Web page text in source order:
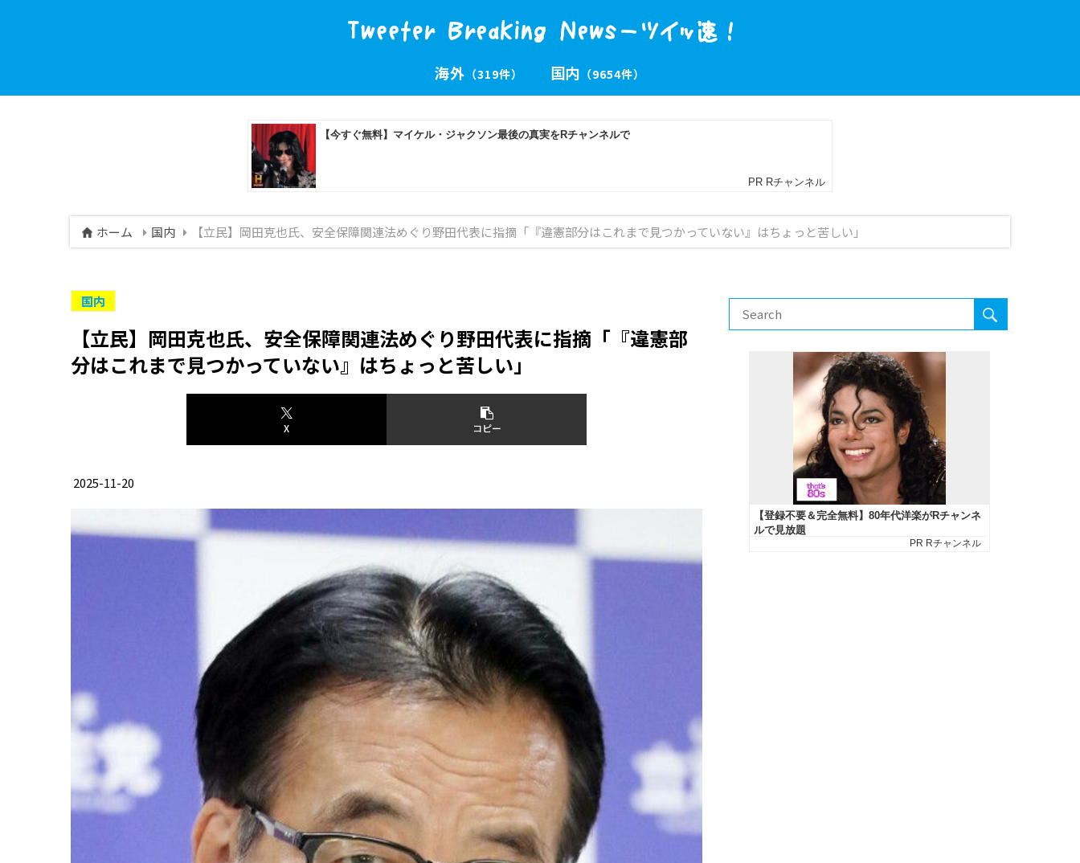
海外 （319件） 国内 （9654件）
ホーム 国内 【立民】岡田克也氏、安全保障関連法めぐり野田代表に指摘「『違憲部分はこれまで見つかっていない』はちょっと苦しい」
国内
【立民】岡田克也氏、安全保障関連法めぐり野田代表に指摘「『違憲部
分はこれまで見つかっていない』はちょっと苦しい」
X コピー
2025-11-20